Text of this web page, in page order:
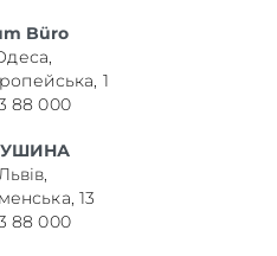
Büro
1
88 000
13
88 000